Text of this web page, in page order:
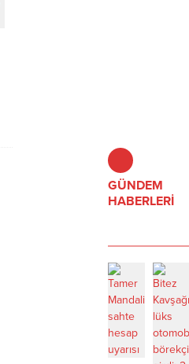
GÜNDEM
HABERLERİ